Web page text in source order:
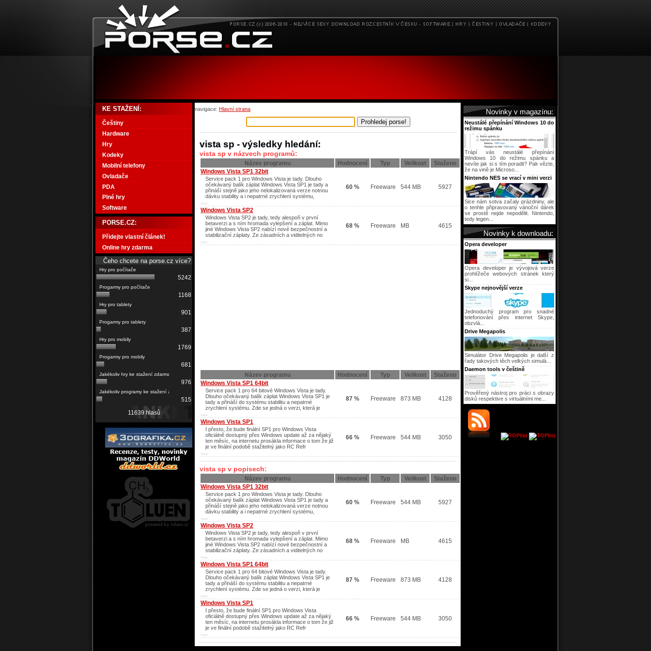
navigace: Hlavní strana
vista sp - výsledky hledání:
vista sp v názvech programů:
Název programu Hodnocení Typ Velikost
Staženo
Windows Vista SP1 32bit
Service pack 1 pro Windows Vista je tady. Dlouho
očekávaný balík záplat Windows Vista SP1 je tady a
přináší stejně jako jeho nelokalizovaná verze notnou
dávku stability a i nepatrné zrychlení systému,
Vista/
60 % Freeware 544 MB 5927
Windows Vista SP2
Windows Vista SP2 je tady, tedy alespoň v první
betaverzi a s ním hromada vylepšení a záplat. Mimo
jiné Windows Vista SP2 nabízí nové bezpečnostní a
stabilizační záplaty. Ze zásadních a viditelných no
Vista/
68 % Freeware MB 4615
Název programu Hodnocení Typ Velikost
Staženo
Windows Vista SP1 64bit
Service pack 1 pro 64 bitové Windows Vista je tady.
Dlouho očekávaný balík záplat Windows Vista SP1 je
tady a přináší do systému stabilitu a nepatrné
zrychlení systému. Zde se jedná o verzi, která je
Vista/
87 % Freeware 873 MB 4128
Windows Vista SP1
I přesto, že bude finální SP1 pro Windows Vista
oficiálně dostupný přes Windows update až za nějaký
ten měsíc, na internetu prosákla informace o tom že již
je ve finální podobě stažitelný jako RC Refr
Vista/
66 % Freeware 544 MB 3050
vista sp v popisech:
Název programu Hodnocení Typ Velikost
Staženo
Windows Vista SP1 32bit
Service pack 1 pro Windows Vista je tady. Dlouho
očekávaný balík záplat Windows Vista SP1 je tady a
přináší stejně jako jeho nelokalizovaná verze notnou
dávku stability a i nepatrné zrychlení systému,
Vista/
60 % Freeware 544 MB 5927
Windows Vista SP2
Windows Vista SP2 je tady, tedy alespoň v první
betaverzi a s ním hromada vylepšení a záplat. Mimo
jiné Windows Vista SP2 nabízí nové bezpečnostní a
stabilizační záplaty. Ze zásadních a viditelných no
Vista/
68 % Freeware MB 4615
Windows Vista SP1 64bit
Service pack 1 pro 64 bitové Windows Vista je tady.
Dlouho očekávaný balík záplat Windows Vista SP1 je
tady a přináší do systému stabilitu a nepatrné
zrychlení systému. Zde se jedná o verzi, která je
Vista/
87 % Freeware 873 MB 4128
Windows Vista SP1
I přesto, že bude finální SP1 pro Windows Vista
oficiálně dostupný přes Windows update až za nějaký
ten měsíc, na internetu prosákla informace o tom že již
je ve finální podobě stažitelný jako RC Refr
Vista/
66 % Freeware 544 MB 3050
KE STAŽENÍ:
Češtiny
Hardware
Hry
Kodeky
Mobilní telefony
Ovladače
PDA
Plné hry
Software
PORSE.CZ:
Přidejte vlastní článek!
Online hry zdarma
Čeho chcete na porse.cz více?
5242
1168
901
387
1769
681
976
515
11639 hlasů
Novinky v magazínu:
Neustálé přepínání Windows 10 do
režimu spánku
Trápí vás neustálé přepínání
Windows 10 do režimu spánku a
nevíte jak si s tím poradit? Pak vězte,
že na vině je Microso...
Nintendo NES se vrací v mini verzi
Sice nám sotva začaly prázdniny, ale
o tenhle připravovaný vánoční dárek
se prostě nejde nepodělit. Nintendo,
tedy legen...
Novinky k downloadu:
Opera developer
Opera developer je vývojová verze
prohlížeče webových stránek který
si...
Skype nejnovější verze
Jednoduchý program pro snadné
telefonování přes internet Skype,
obzvlá...
Drive Megapolis
Simulátor Drive Megapolis je další z
řady takových těch velkých simulá...
Daemon tools v češtině
Prověřený nástroj pro práci s obrazy
disků respektive s virtuálními me...